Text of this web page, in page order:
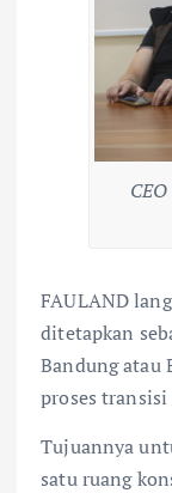
FAULAND
ditetapkan
Bandung atau
proses
Tujuannya
satu ruang